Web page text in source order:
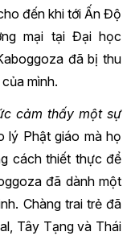
đến khi tới Ấn Độ
mại tại Đại học
đã bị thu
mình.
cảm thấy một sự
lý Phật giáo mà họ
cách thiết thực để
đã dành một
Chàng trai trẻ đã
Tây Tạng và Thái